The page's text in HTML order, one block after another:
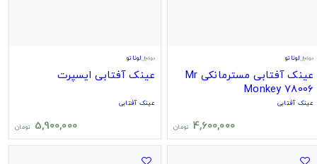
لوناتو
عینک آفتابی مسترمانکی Mr
Monkey 78006
عینک آفتابی
4,600,000 تومان
لوناتو
عینک آفتابی ایسپرت
عینک آفتابی
5,900,000 تومان